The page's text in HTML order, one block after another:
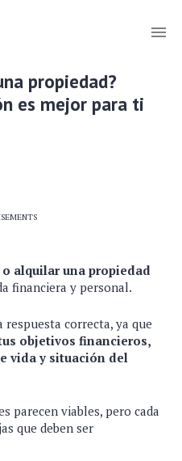
propiedad?
es mejor para ti
o alquilar una propiedad
financiera y personal.
correcta, ya que
objetivos financieros,
vida y situación del
parecen viables, pero cada
que deben ser